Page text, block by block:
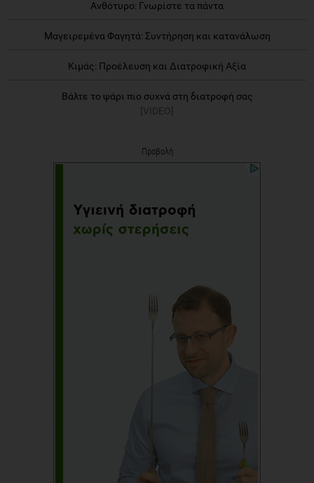
Ανθότυρο: Γνωρίστε τα πάντα
Μαγειρεμένα Φαγητά: Συντήρηση και κατανάλωση
Κιμάς: Προέλευση και Διατροφική Αξία
Βάλτε το ψάρι πιο συχνά στη διατροφή σας
[VIDEO]
Προβολή